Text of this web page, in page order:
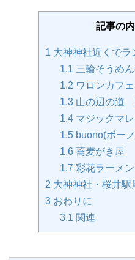
記事の
1 大神神社近くでラ
1.1 三輪そうめ
1.2 ワロンカフェ
1.3山の辺の道
1.4マジックマレ
1.5buono(ボー
1.6蕎麦がき屋
1.7 彩花ラーメン
2 大神神社・桜井駅
3おわりに
3.1 関連